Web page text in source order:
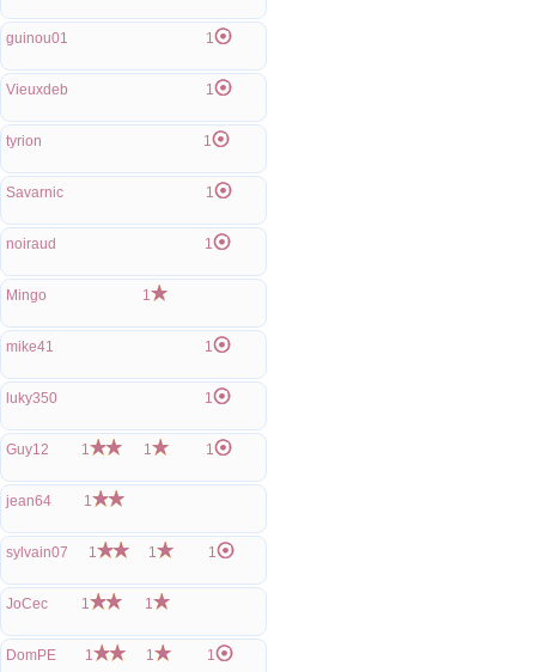
guinou01 1
Vieuxdeb 1
tyrion 1
Savarnic 1
noiraud 1
Mingo 1
mike41 1
luky350 1
Guy12 1 1 1
jean64 1
sylvain07 1 1 1
JoCec 1 1
DomPE 1 1 1